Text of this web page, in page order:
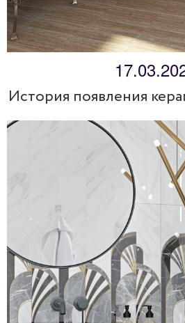
История появления